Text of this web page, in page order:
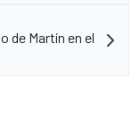
de Martín en el